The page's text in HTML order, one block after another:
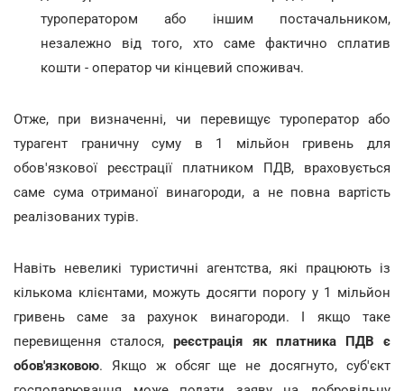
туроператором або іншим постачальником,
незалежно від того, хто саме фактично сплатив
кошти - оператор чи кінцевий споживач.
Отже, при визначенні, чи перевищує туроператор або
турагент граничну суму в 1 мільйон гривень для
обов'язкової реєстрації платником ПДВ, враховується
саме сума отриманої винагороди, а не повна вартість
реалізованих турів.
Навіть невеликі туристичні агентства, які працюють із
кількома клієнтами, можуть досягти порогу у 1 мільйон
гривень саме за рахунок винагороди. І якщо таке
перевищення сталося,реєстрація як платника ПДВ є
обов'язковою. Якщо ж обсяг ще не досягнуто, суб'єкт